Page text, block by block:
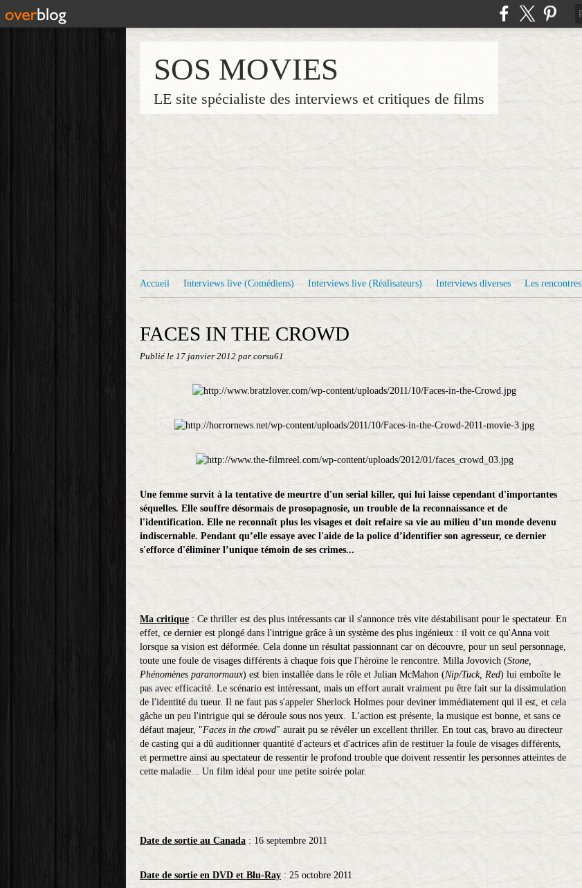
SOS MOVIES
LE site spécialiste des interviews et critiques de films
Accueil Interviews live (Comédiens) Interviews live (Réalisateurs) Interviews diverses Les rencontres
FACES IN THE CROWD
Publié le 17 janvier 2012 par corsu61
Une femme survit à la tentative de meurtre d'un serial killer, qui lui laisse cependant d'importantes
séquelles. Elle souffre désormais de prosopagnosie, un trouble de la reconnaissance et de
l'identification. Elle ne reconnaît plus les visages et doit refaire sa vie au milieu d’un monde devenu
indiscernable. Pendant qu’elle essaye avec l'aide de la police d’identifier son agresseur, ce dernier
s'efforce d'éliminer l’unique témoin de ses crimes...
Ma critique : Ce thriller est des plus intéressants car il s'annonce très vite déstabilisant pour le spectateur. En
effet, ce dernier est plongé dans l'intrigue grâce à un système des plus ingénieux : il voit ce qu'Anna voit
lorsque sa vision est déformée. Cela donne un résultat passionnant car on découvre, pour un seul personnage,
toute une foule de visages différents à chaque fois que l'héroïne le rencontre. Milla Jovovich (Stone,
Phénomènes paranormaux) est bien installée dans le rôle et Julian McMahon (Nip/Tuck, Red) lui emboîte le
pas avec efficacité. Le scénario est intéressant, mais un effort aurait vraiment pu être fait sur la dissimulation
de l'identité du tueur. Il ne faut pas s'appeler Sherlock Holmes pour deviner immédiatement qui il est, et cela
gâche un peu l'intrigue qui se déroule sous nos yeux. L'action est présente, la musique est bonne, et sans ce
défaut majeur, "Faces in the crowd" aurait pu se révéler un excellent thriller. En tout cas, bravo au directeur
de casting qui a dû auditionner quantité d'acteurs et d'actrices afin de restituer la foule de visages différents,
et permettre ainsi au spectateur de ressentir le profond trouble que doivent ressentir les personnes atteintes de
cette maladie... Un film idéal pour une petite soirée polar.
Date de sortie au Canada : 16 septembre 2011
Date de sortie en DVD et Blu-Ray : 25 octobre 2011